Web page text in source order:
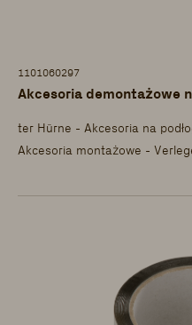
1101060297
Akcesoria demontażowe
ter Hürne - Akcesoria na
Akcesoria montażowe -